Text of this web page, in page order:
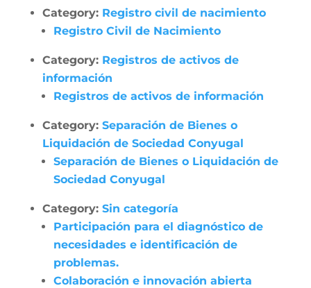
Category: Registro civil de nacimiento
Registro Civil de Nacimiento
Category: Registros de activos de
información
Registros de activos de información
Category: Separación de Bienes o
Liquidación de Sociedad Conyugal
Separación de Bienes o Liquidación de
Sociedad Conyugal
Category: Sin categoría
Participación para el diagnóstico de
necesidades e identificación de
problemas.
Colaboración e innovación abierta